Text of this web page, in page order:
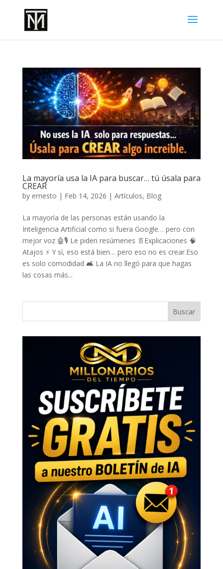
La mayoría usa la IA para buscar… tú úsala para
CREAR
by ernesto | Feb 14, 2026 | Artículos, Blog
La mayoría de las personas están usando la
Inteligencia Artificial como si fuera Google… pero con
mejor voz 🤖🎙️ Le piden resúmenes 📄Explicaciones 🧠
Atajos ⚡ Y sí, eso está bien… pero eso no es crear.Eso
es solo comodidad 🛋️ La IA no llegó para que hagas
las cosas más...
Buscar